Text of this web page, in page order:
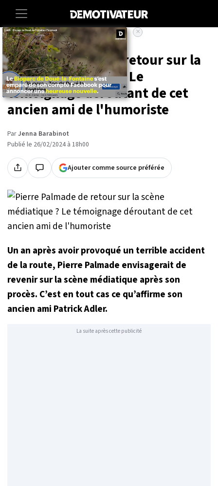
Accueil Entertainment People
Pierre Palmade de retour sur la
scène médiatique ? Le
témoignage déroutant de cet
ancien ami de l'humoriste
ParJenna Barabinot
Publié le 26/02/2024 à 18h00
Ajouter comme source préférée
Un an après avoir provoqué un terrible accident
de la route, Pierre Palmade envisagerait de
revenir sur la scène médiatique après son
procès. C’est en tout cas ce qu’affirme son
ancien ami Patrick Adler.
La suite après cette publicité
×